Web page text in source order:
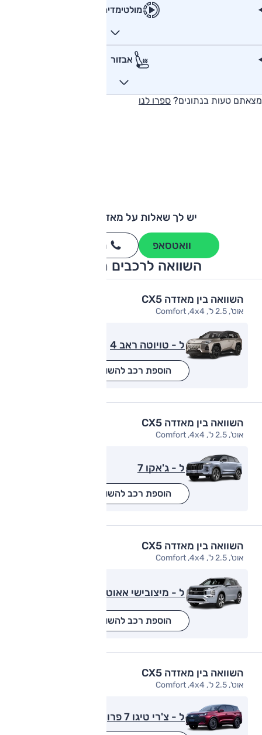
מולטימדיה
אבזור
מצאתם טעות בנתונים? ספרו לנו
יש לך שאלות על מאזדה CX5?
וואטסאפ חייגו
השוואה לרכבים מתחרים
השוואה בין מאזדה CX5
אוט', 2.5 ל', Comfort ,4x4
ל - טויוטה ראב 4
הוספת רכב להשוואה
השוואה בין מאזדה CX5
אוט', 2.5 ל', Comfort ,4x4
ל - ג'אקו 7
הוספת רכב להשוואה
השוואה בין מאזדה CX5
אוט', 2.5 ל', Comfort ,4x4
ל - מיצובישי אאוטלנדר
הוספת רכב להשוואה
השוואה בין מאזדה CX5
אוט', 2.5 ל', Comfort ,4x4
ל - צ'רי טיגו 7 פרו